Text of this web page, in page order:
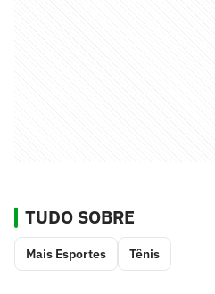
TUDO SOBRE
Mais Esportes Tênis